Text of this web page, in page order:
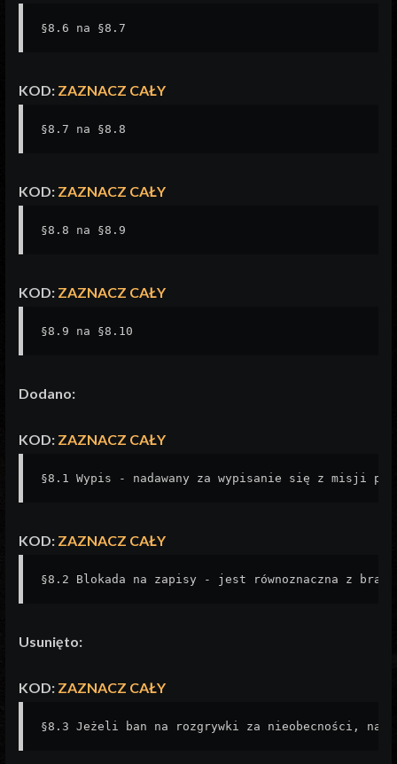
§8.6 na §8.7
KOD: ZAZNACZ CAŁY
§8.7 na §8.8
KOD: ZAZNACZ CAŁY
§8.8 na §8.9
KOD: ZAZNACZ CAŁY
§8.9 na §8.10
Dodano:
KOD: ZAZNACZ CAŁY
§8.1 Wypis - nadawany za wypisanie się z misji
KOD: ZAZNACZ CAŁY
§8.2 Blokada na zapisy - jest równoznaczna z
Usunięto:
KOD: ZAZNACZ CAŁY
§8.3 Jeżeli ban na rozgrywki za nieobecności,